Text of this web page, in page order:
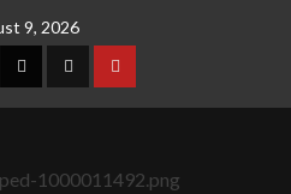
9, 2026